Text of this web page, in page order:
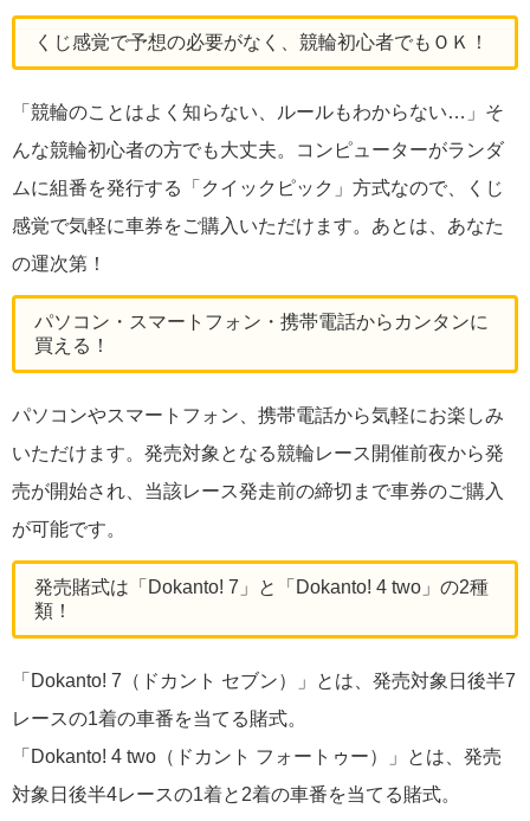
くじ感覚で予想の必要がなく、競輪初心者でもＯＫ！
「競輪のことはよく知らない、ルールもわからない…」そ
んな競輪初心者の方でも大丈夫。コンピューターがランダ
ムに組番を発行する「クイックピック」方式なので、くじ
感覚で気軽に車券をご購入いただけます。あとは、あなた
の運次第！
パソコン・スマートフォン・携帯電話からカンタンに
買える！
パソコンやスマートフォン、携帯電話から気軽にお楽しみ
いただけます。発売対象となる競輪レース開催前夜から発
売が開始され、当該レース発走前の締切まで車券のご購入
が可能です。
発売賭式は「Dokanto! 7」と「Dokanto! 4 two」の2種
類！
「Dokanto! 7（ドカント セブン）」とは、発売対象日後半7
レースの1着の車番を当てる賭式。
「Dokanto! 4 two（ドカント フォートゥー）」とは、発売
対象日後半4レースの1着と2着の車番を当てる賭式。